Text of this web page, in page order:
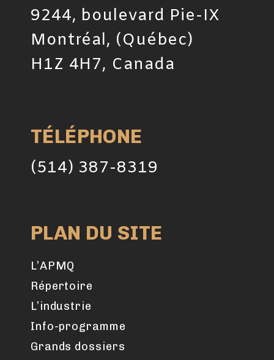
9244, boulevard Pie-IX
Montréal, (Québec)
H1Z 4H7, Canada
TÉLÉPHONE
(514) 387-8319
PLAN DU SITE
L’APMQ
Répertoire
L’industrie
Info-programme
Grands dossiers